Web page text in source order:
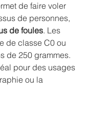
de faire voler
de personnes,
de foules. Les
de classe C0 ou
de 250 grammes.
pour des usages
ou la